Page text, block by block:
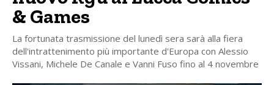
& Games
La fortunata trasmissione del lunedì sera sarà alla fiera
dell'intrattenimento più importante d'Europa con Alessio
Vissani, Michele De Canale e Vanni Fuso fino al 4 novembre